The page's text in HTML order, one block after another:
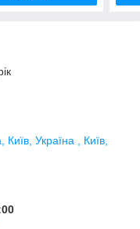
Україна , Київ,